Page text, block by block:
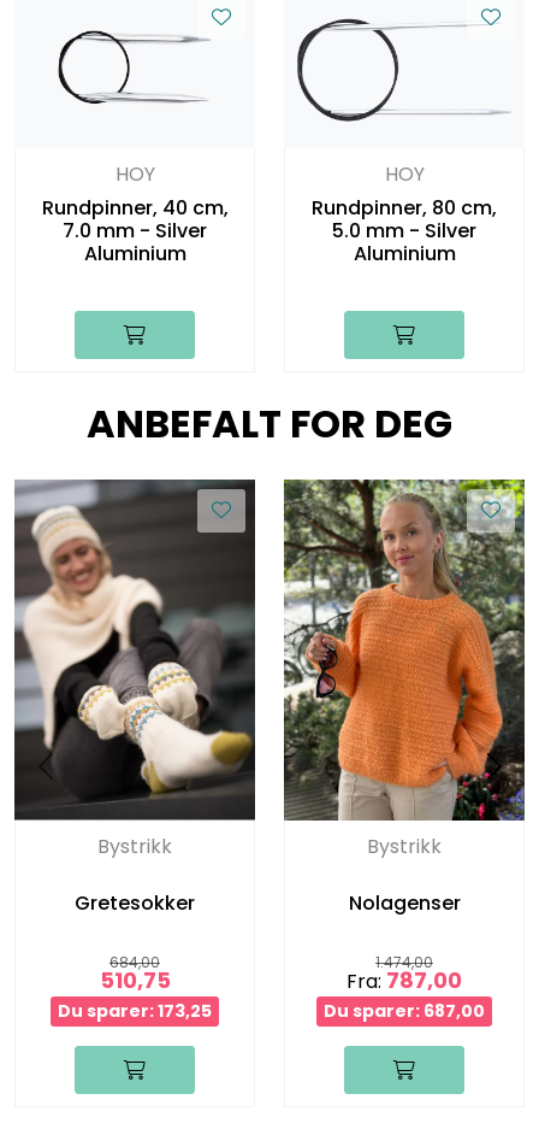
HOY
Rundpinner, 40 cm,
7.0 mm - Silver
Aluminium
HOY
Rundpinner, 80 cm,
5.0 mm - Silver
Aluminium
ANBEFALT FOR DEG
Bystrikk
Gretesokker
684,00
510,75
Du sparer: 173,25
Bystrikk
Nolagenser
1.474,00
Fra: 787,00
Du sparer: 687,00